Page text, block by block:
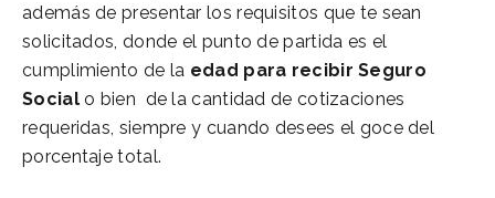
además de presentar los requisitos que te sean
solicitados, donde el punto de partida es el
cumplimiento de la edad para recibir Seguro
Socialo bien de la cantidad de cotizaciones
requeridas, siempre y cuando desees el goce del
porcentaje total.